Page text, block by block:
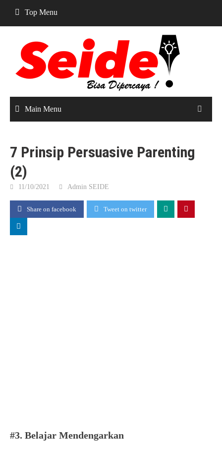
content
Top Menu
Main Menu
7 Prinsip Persuasive Parenting
(2)
11/10/2021 Admin SEIDE
Share on facebook Tweet on twitter
#3. Belajar Mendengarkan